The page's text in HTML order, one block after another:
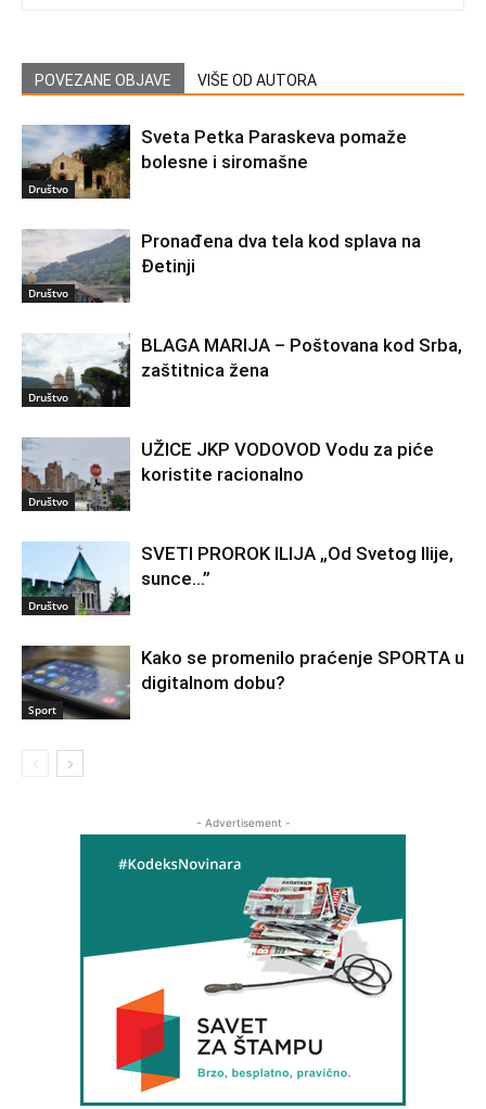
POVEZANE OBJAVE VIŠE OD AUTORA
Društvo
Sveta Petka Paraskeva pomaže
bolesne i siromašne
Društvo
Pronađena dva tela kod splava na
Đetinji
Društvo
BLAGA MARIJA – Poštovana kod Srba,
zaštitnica žena
Društvo
UŽICE JKP VODOVOD Vodu za piće
koristite racionalno
Društvo
SVETI PROROK ILIJA „Od Svetog Ilije,
sunce…”
Sport
Kako se promenilo praćenje SPORTA u
digitalnom dobu?
- Advertisement -